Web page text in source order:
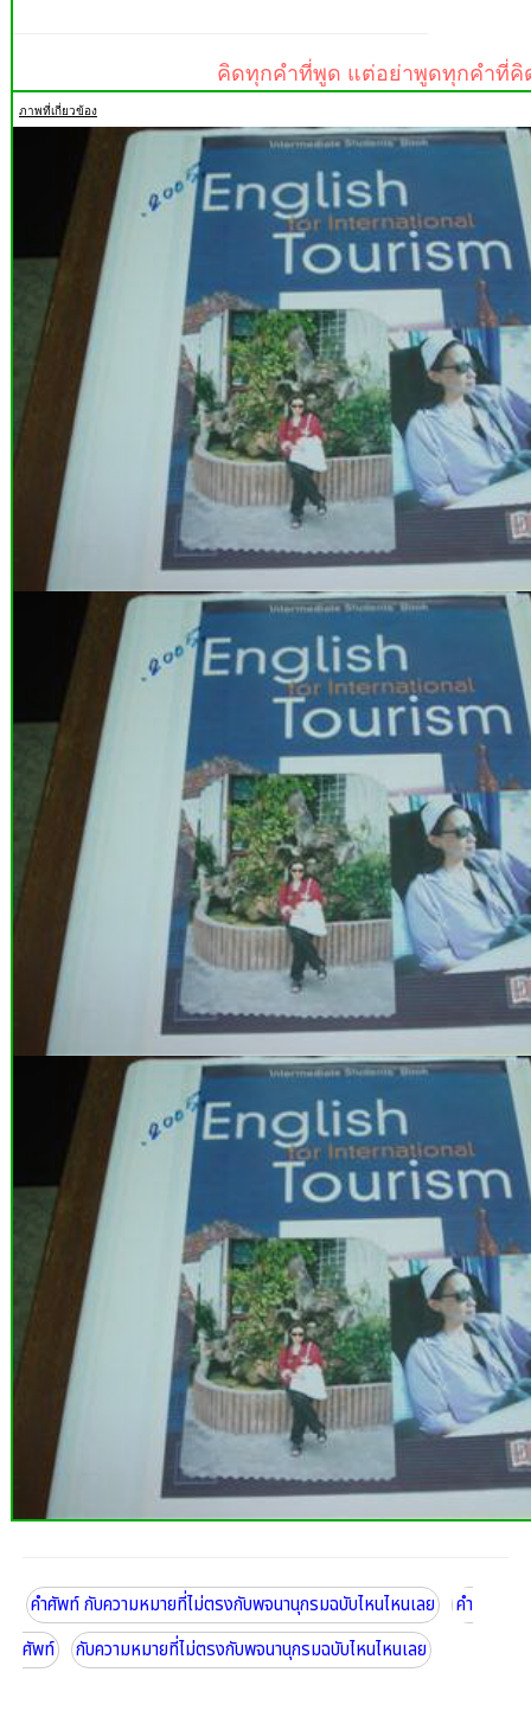
คิดทุกคำที่พูด แต่อย่าพูดทุกคำที่คิ
ภาพที่เกี่ยวข้อง
คำศัพท์ กับความหมายที่ไม่ตรงกับพจนานุกรมฉบับไหนไหนเลย
คำ
ศัพท์
กับความหมายที่ไม่ตรงกับพจนานุกรมฉบับไหนไหนเลย